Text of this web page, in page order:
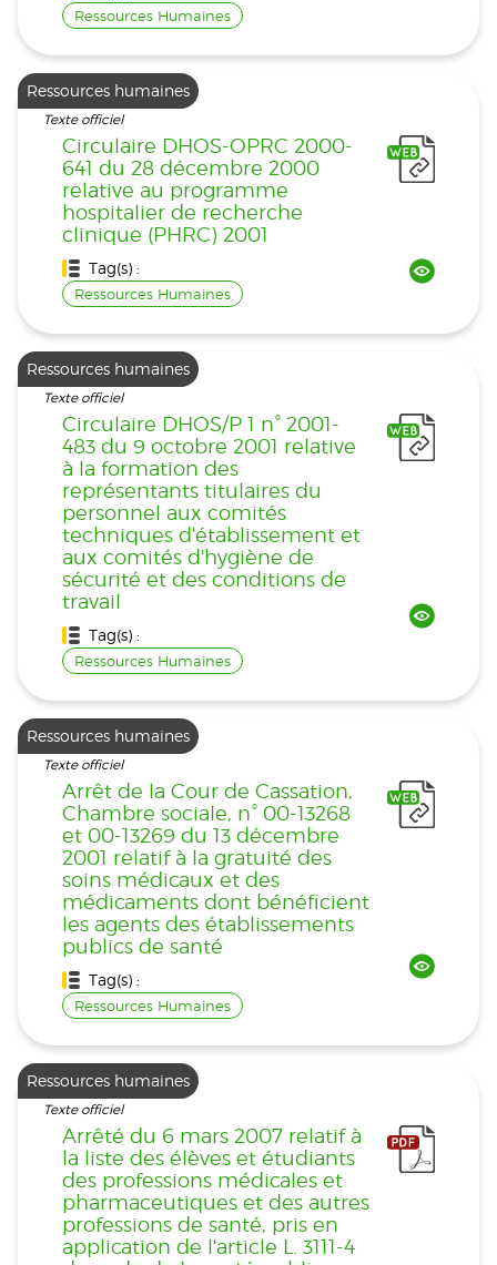
Ressources Humaines
Ressources humaines
Texte officiel
Circulaire DHOS-OPRC 2000-
641 du 28 décembre 2000
relative au programme
hospitalier de recherche
clinique (PHRC) 2001
Tag(s) :
Ressources Humaines
Ressources humaines
Texte officiel
Circulaire DHOS/P 1 n° 2001-
483 du 9 octobre 2001 relative
à la formation des
représentants titulaires du
personnel aux comités
techniques d'établissement et
aux comités d'hygiène de
sécurité et des conditions de
travail
Tag(s) :
Ressources Humaines
Ressources humaines
Texte officiel
Arrêt de la Cour de Cassation,
Chambre sociale, n° 00-13268
et 00-13269 du 13 décembre
2001 relatif à la gratuité des
soins médicaux et des
médicaments dont bénéficient
les agents des établissements
publics de santé
Tag(s) :
Ressources Humaines
Ressources humaines
Texte officiel
Arrêté du 6 mars 2007 relatif à
la liste des élèves et étudiants
des professions médicales et
pharmaceutiques et des autres
professions de santé, pris en
application de l'article L. 3111-4